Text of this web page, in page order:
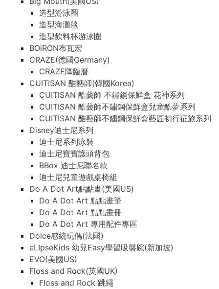
造型游泳圈
造型海灘毯
造型飲料杯游泳圈
BOiRON布瓦宏
CRAZE(德國Germany)
CRAZE降臨曆
CUITISAN 酷藝師(韓國Korea)
CUITISAN 酷藝師 不鏽鋼保鮮盒 花神系列
CUITISAN 酷藝師不鏽鋼保鮮盒兒童酷夢系列
CUITISAN 酷藝師不鏽鋼保鮮盒藝匠初行征旅系列
Disney迪士尼系列
迪士尼系列泳裝
迪士尼寶寶護頭背包
BBox 迪士尼聯名款
迪士尼兒童遊戲桌椅組
Do A Dot Art點點畫(美國US)
Do A Dot Art 點點畫筆
Do A Dot Art 點點畫冊
Do A Dot Art 專用配件專區
Dolce感統玩偶(法國)
eLIpseKids 幼兒Easy學習吸盤碗(新加坡)
EVO(美國US)
Floss and Rock(英國UK)
Floss and Rock 跳繩